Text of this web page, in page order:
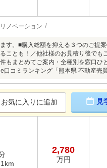
ノベーション
ます。■購入総額を抑える３つのご
ことも！／他社様のお見積り後で
もまとめてご案内・全種別を窓口
コミランキング「熊本県 不動産売
お気に入りに追加 見
2,780
万円